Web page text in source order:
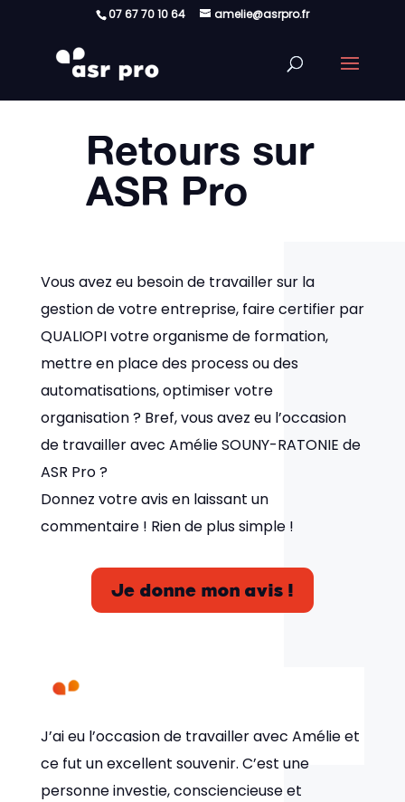
07 67 70 10 64 amelie@asrpro.fr
Retours sur
ASR Pro
Vous avez eu besoin de travailler sur la
gestion de votre entreprise, faire certifier par
QUALIOPI votre organisme de formation,
mettre en place des process ou des
automatisations, optimiser votre
organisation ? Bref, vous avez eu l’occasion
de travailler avec Amélie SOUNY-RATONIE de
ASR Pro ?
Donnez votre avis en laissant un
commentaire ! Rien de plus simple !
Je donne mon avis !
J’ai eu l’occasion de travailler avec Amélie et
ce fut un excellent souvenir. C’est une
personne investie, consciencieuse et